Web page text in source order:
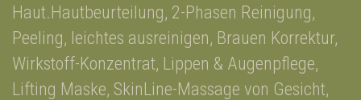
Haut.Hautbeurteilung, 2-Phasen Reinigung,
Peeling, leichtes ausreinigen, Brauen Korrektur,
Wirkstoff-Konzentrat, Lippen & Augenpflege,
Lifting Maske, SkinLine-Massage von Gesicht,